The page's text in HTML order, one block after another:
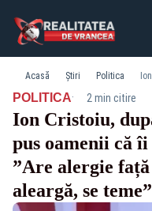
Acasă Știri Politica
POLITICA· 2 min citire
Ion Cristoiu,
pus oamenii că
”Are alergie
aleargă, se teme”